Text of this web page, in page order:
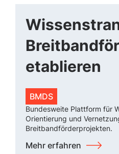
etablieren
BMDS
Bundesweite Plattform für
Orientierung und
Breitbandförderprojekten.
Mehr erfahren